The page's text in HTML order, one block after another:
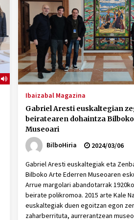
Larunbatean
Martxa ospatuko da
2026/07/07
SOINUGELA: Paul
Ringo Starr-en lan
Ibaizabal Magazina
Gabriel Aresti euskaltegian
beiratearen dohaintza
Museoari
BilboHiria
2024/03/06
Gabriel Aresti euskaltegiak eta
Bilboko Arte Ederren Museoaren
Arrue margolari abandotarrak
beirate polikromoa. 2015 arte Kale
euskaltegiak duen egoitzan egon
zaharberrituta, aurrerantzean